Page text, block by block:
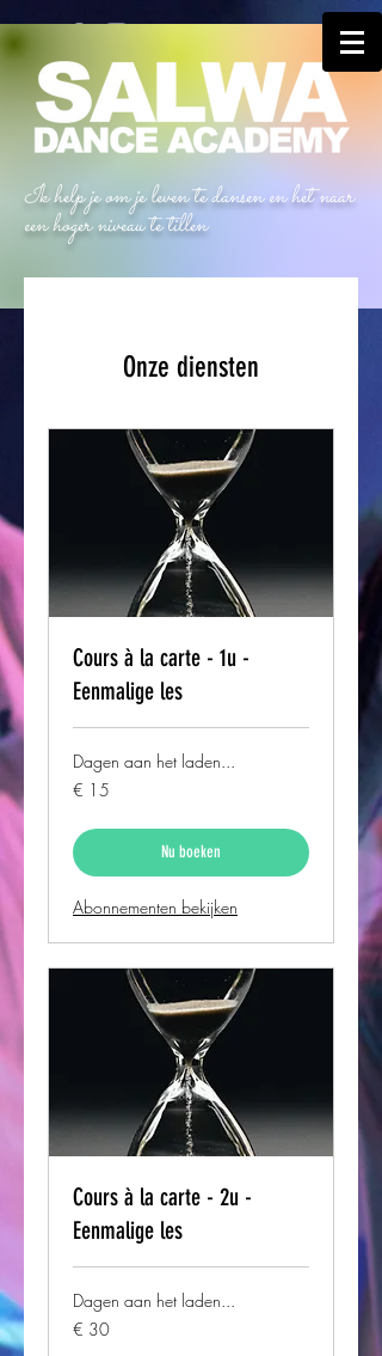
Ik help je om je leven te dansen en het naar
een hoger niveau te tillen
Onze diensten
Cours à la carte - 1u -
Eenmalige les
Dagen aan het laden...
15
euro
€ 15
Nu boeken
Abonnementen bekijken
Cours à la carte - 2u -
Eenmalige les
Dagen aan het laden...
30
euro
€ 30